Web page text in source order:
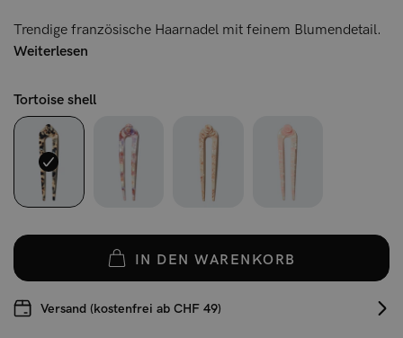
Trendige französische Haarnadel mit feinem Blumendetail.
Weiterlesen
Tortoise shell
IN DEN WARENKORB
Versand (kostenfrei ab CHF 49)